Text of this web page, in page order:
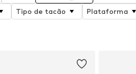
Tipo de tacão Plataforma